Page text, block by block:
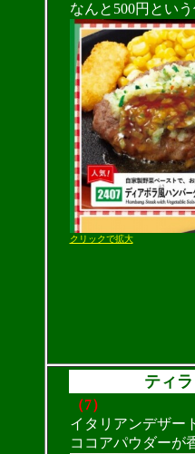
なんと500円という
クリックで拡大
ティ
（7）
イタリアンデザー
ココアパウダーが